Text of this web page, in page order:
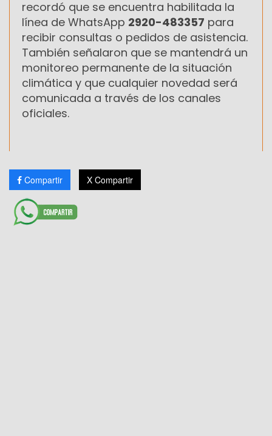
recordó que se encuentra habilitada la
línea de WhatsApp 2920-483357 para
recibir consultas o pedidos de asistencia.
También señalaron que se mantendrá un
monitoreo permanente de la situación
climática y que cualquier novedad será
comunicada a través de los canales
oficiales.
Compartir X Compartir